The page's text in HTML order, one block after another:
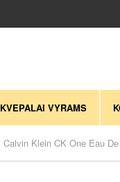
KVEPALAI VYRAMS
Calvin Klein CK One Eau